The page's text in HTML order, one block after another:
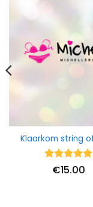
Klaarkom string
Waardering
€15.00